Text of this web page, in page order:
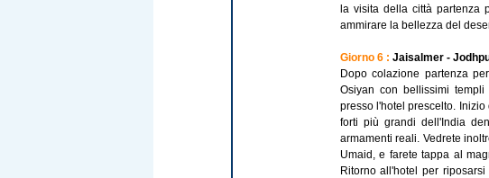
la visita della città
ammirare la bellezza del
Giorno 6 : Jaisalmer -
Dopo colazione partenza
Osiyan con bellissimi
presso l'hotel prescelto.
forti più grandi dell'India
armamenti reali. Vedrete
Umaid, e farete tappa al
Ritorno all'hotel per